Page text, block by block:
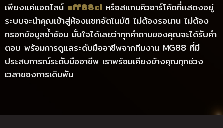
เพียงแค่แอดไลน์ uff88cl หรือสแกนคิวอาร์โค้ดที่แสดงอยู่
ระบบจะนำคุณเข้าสู่ห้องแชทอัตโนมัติ ไม่ต้องรอนาน ไม่ต้อง
กรอกข้อมูลซ้ำซ้อน มั่นใจได้เลยว่าทุกคำถามของคุณจะได้รับคำ
ตอบ พร้อมการดูแลระดับมืออาชีพจากทีมงาน MG88 ที่มี
ประสบการณ์ระดับมืออาชีพ เราพร้อมเคียงข้างคุณทุกช่วง
เวลาของการเดิมพัน